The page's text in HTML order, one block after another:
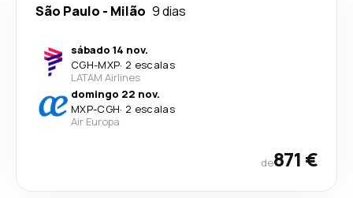
São Paulo - Milão 9 dias
sábado 14 nov.
CGH-MXP· 2 escalas
LATAM Airlines
domingo 22 nov.
MXP-CGH· 2 escalas
Air Europa
de871 €